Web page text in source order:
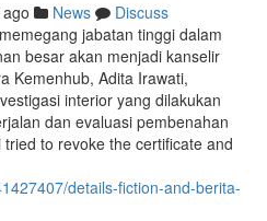
News
Discuss
jabatan tinggi dalam
besar akan menjadi kanselir
Kemenhub, Adita Irawati,
interior yang dilakukan
dan evaluasi pembenahan
to revoke the certificate and
details-fiction-and-berita-